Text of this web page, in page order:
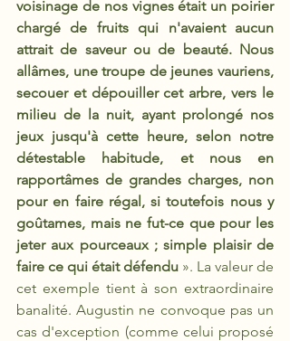
voisinage de nos vignes était un poirier
chargé de fruits qui n'avaient aucun
attrait de saveur ou de beauté. Nous
allâmes, une troupe de jeunes vauriens,
secouer et dépouiller cet arbre, vers le
milieu de la nuit, ayant prolongé nos
jeux jusqu'à cette heure, selon notre
détestable habitude, et nous en
rapportâmes de grandes charges, non
pour en faire régal, si toutefois nous y
goûtames, mais ne fut-ce que pour les
jeter aux pourceaux ; simple plaisir de
faire ce qui était défendu ». La valeur de
cet exemple tient à son extraordinaire
banalité. Augustin ne convoque pas un
cas d'exception (comme celui proposé